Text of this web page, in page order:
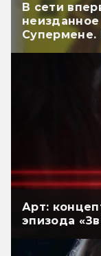
В сети
Супермене.
Арт:
эпизода